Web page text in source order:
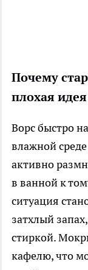
Почему
плохая идея
Ворс быстро
влажной
активно
в ванной к
ситуация
затхлый
стиркой.
кафелю, что